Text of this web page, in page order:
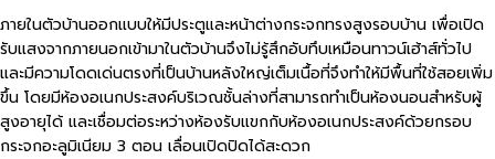
ภายในตัวบ้านออกแบบให้มีประตูและหน้าต่างกระจกทรงสูงรอบบ้าน เพื่อเปิด
รับแสงจากภายนอกเข้ามาในตัวบ้านจึงไม่รู้สึกอับทึบเหมือนทาวน์เฮ้าส์ทั่วไป
และมีความโดดเด่นตรงที่เป็นบ้านหลังใหญ่เต็มเนื้อที่จึงทำให้มีพื้นที่ใช้สอยเพิ่ม
ขึ้น โดยมีห้องอเนกประสงค์บริเวณชั้นล่างที่สามารถทำเป็นห้องนอนสำหรับผู้
สูงอายุได้ และเชื่อมต่อระหว่างห้องรับแขกกับห้องอเนกประสงค์ด้วยกรอบ
กระจกอะลูมิเนียม 3 ตอน เลื่อนเปิดปิดได้สะดวก